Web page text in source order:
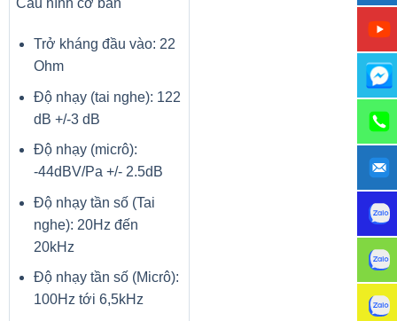
Cấu hình cơ bản
Trở kháng đầu vào: 22
Ohm
Độ nhạy (tai nghe): 122
dB +/-3 dB
Độ nhạy (micrô):
-44dBV/Pa +/- 2.5dB
Độ nhạy tần số (Tai
nghe): 20Hz đến
20kHz
Độ nhạy tần số (Micrô):
100Hz tới 6,5kHz